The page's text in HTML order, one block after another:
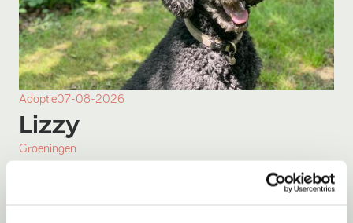
Adoptie07-08-2026
Lizzy
Groeningen